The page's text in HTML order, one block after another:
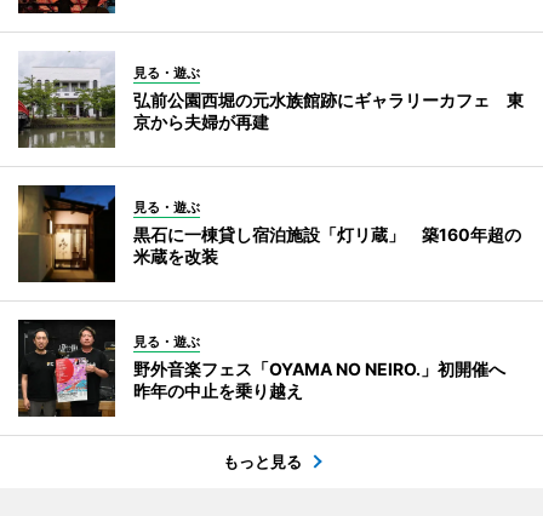
見る・遊ぶ
弘前公園西堀の元水族館跡にギャラリーカフェ 東
京から夫婦が再建
見る・遊ぶ
黒石に一棟貸し宿泊施設「灯リ蔵」 築160年超の
米蔵を改装
見る・遊ぶ
野外音楽フェス「OYAMA NO NEIRO.」初開催へ
昨年の中止を乗り越え
もっと見る